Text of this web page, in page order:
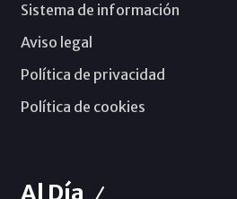
Sistema de información
Aviso legal
Política de privacidad
Política de cookies
Al Día